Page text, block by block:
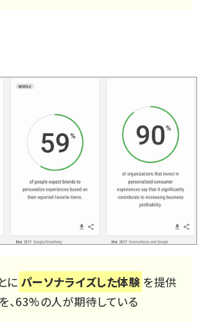
に パーソナライズした体験 を提供
、63%の人が期待している